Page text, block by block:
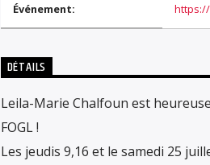
Événement:
DÉTAILS
Leila-Marie Chalfoun est
FOGL !
Les jeudis 9,16 et le samedi 25